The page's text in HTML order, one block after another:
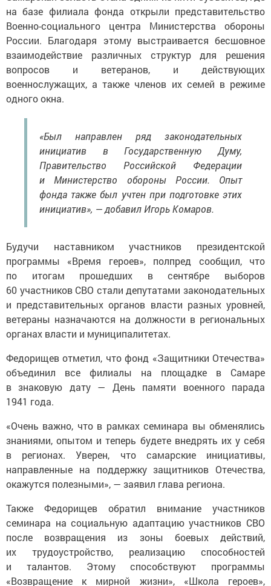
на базе филиала фонда открыли представительство
Военно-социального центра Министерства обороны
России. Благодаря этому выстраивается бесшовное
взаимодействие различных структур для решения
вопросов и ветеранов, и действующих
военнослужащих, а также членов их семей в режиме
одного окна.
«Был направлен ряд законодательных
инициатив в Государственную Думу,
Правительство Российской Федерации
и Министерство обороны России. Опыт
фонда также был учтен при подготовке этих
инициатив», — добавил Игорь Комаров.
Будучи наставником участников президентской
программы «Время героев», полпред сообщил, что
по итогам прошедших в сентябре выборов
60 участников СВО стали депутатами законодательных
и представительных органов власти разных уровней,
ветераны назначаются на должности в региональных
органах власти и муниципалитетах.
Федорищев отметил, что фонд «Защитники Отечества»
объединил все филиалы на площадке в Самаре
в знаковую дату — День памяти военного парада
1941 года.
«Очень важно, что в рамках семинара вы обменялись
знаниями, опытом и теперь будете внедрять их у себя
в регионах. Уверен, что самарские инициативы,
направленные на поддержку защитников Отечества,
окажутся полезными», — заявил глава региона.
Также Федорищев обратил внимание участников
семинара на социальную адаптацию участников СВО
после возвращения из зоны боевых действий,
их трудоустройство, реализацию способностей
и талантов. Этому способствуют программы
«Возвращение к мирной жизни», «Школа героев»,